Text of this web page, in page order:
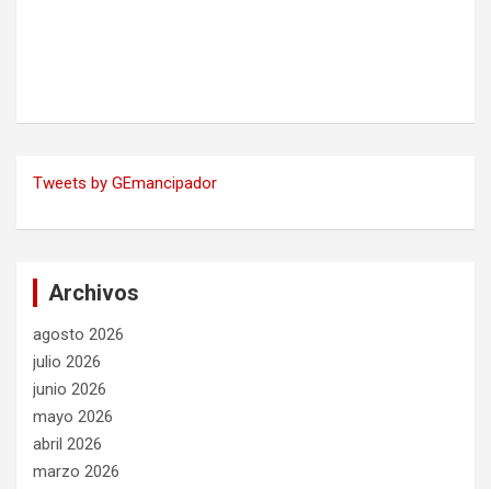
Tweets by GEmancipador
Archivos
agosto 2026
julio 2026
junio 2026
mayo 2026
abril 2026
marzo 2026